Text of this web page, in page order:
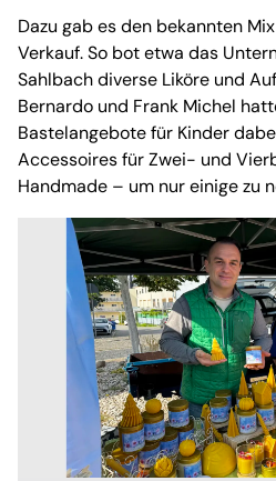
Dazu gab es den bekannten
Verkauf. So bot etwa das
Sahlbach diverse Liköre und
Bernardo und Frank Michel
Bastelangebote für Kinder
Accessoires für Zwei- und
Handmade – um nur einige zu